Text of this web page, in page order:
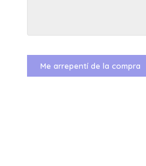
Me arrepentí de la compra